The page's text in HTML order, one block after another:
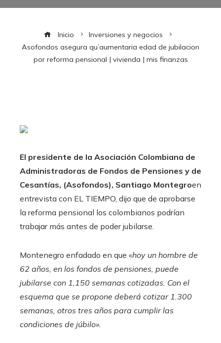
Inicio
Inversiones y negocios
Asofondos asegura qu’aumentaria edad de jubilacion
por reforma pensional | vivienda | mis finanzas
El presidente de la Asociación Colombiana de
Administradoras de Fondos de Pensiones y de
Cesantías, (Asofondos), Santiago Montegroen
entrevista con EL TIEMPO, dijo que de aprobarse
la reforma pensional los colombianos podrían
trabajar más antes de poder jubilarse.
Montenegro enfadado en que «hoy un hombre de
62 años, en los fondos de pensiones, puede
jubilarse con 1,150 semanas cotizadas. Con el
esquema que se propone deberá cotizar 1.300
semanas, otros tres años para cumplir las
condiciones de júbilo».